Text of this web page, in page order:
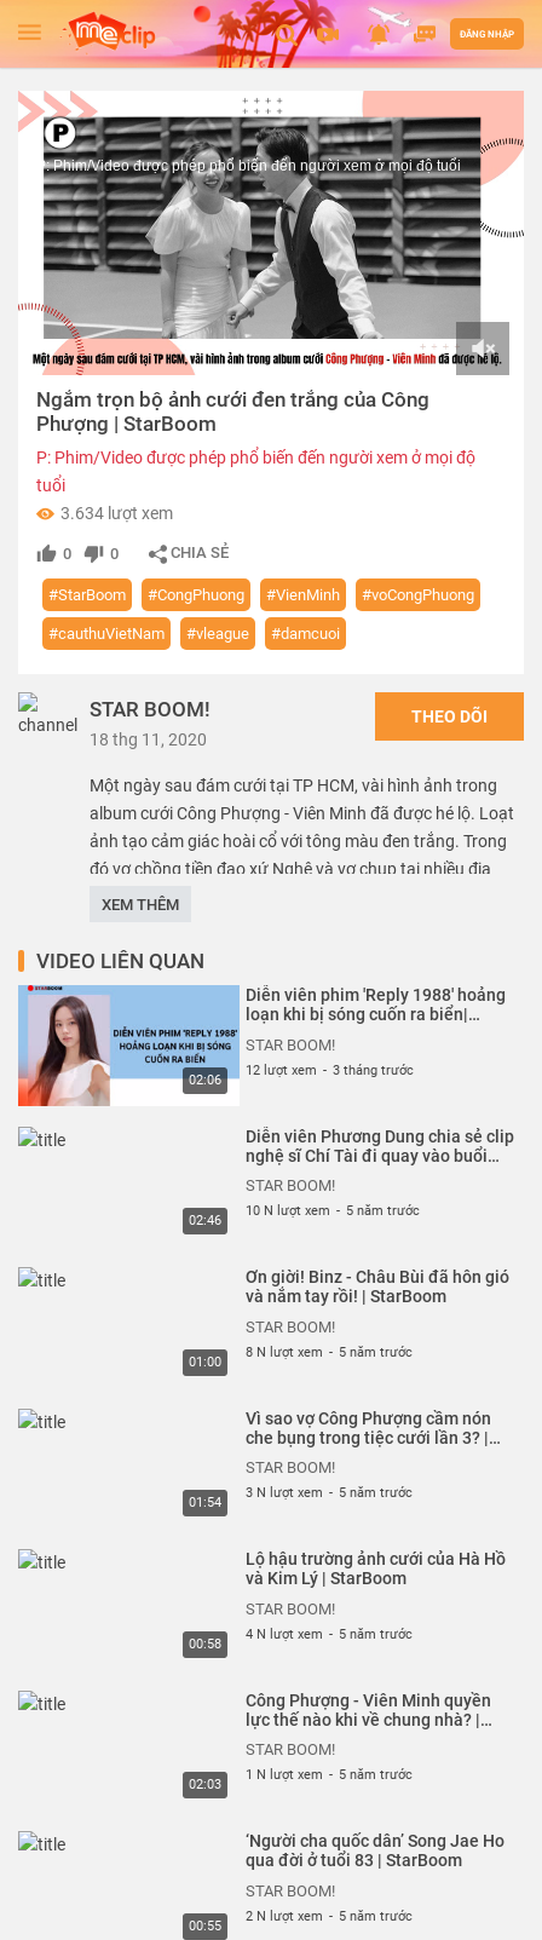
ĐĂNG NHẬP
01:12
P: Phim/Video được phép phổ biến đến người xem ở mọi độ tuổi
Ngắm trọn bộ ảnh cưới đen trắng của Công
Phượng | StarBoom
P: Phim/Video được phép phổ biến đến người xem ở mọi độ
tuổi
3.634 lượt xem
0 0 CHIA SẺ
#StarBoom #CongPhuong #VienMinh #voCongPhuong
#cauthuVietNam #vleague #damcuoi
STAR BOOM!
18 thg 11, 2020
THEO DÕI
Một ngày sau đám cưới tại TP HCM, vài hình ảnh trong
album cưới Công Phượng - Viên Minh đã được hé lộ. Loạt
ảnh tạo cảm giác hoài cổ với tông màu đen trắng. Trong
đó vợ chồng tiền đạo xứ Nghệ và vợ chụp tại nhiều địa
điểm khác nhau, có cả trên sân tennis. Các bức ảnh đều
cười rất tươi.
------------------
Rất mong được bạn ủng hộ. Hãy nhấn Subscribe để đăng
ký kênh nhé bạn.
STAR BOOM! là nơi tổng hợp những video tin tức về người
tin được lấy từ những trang báo chính thống và được
chính những người nổi tiếng chia sẻ trên mạng xã hội của
CHUYỆN CỦA SAO
XEM THÊM
VIDEO LIÊN QUAN
02:06
Diễn viên phim 'Reply 1988' hoảng
loạn khi bị sóng cuốn ra biển|
STAR BOOM!
12 lượt xem - 3 tháng trước
02:46
Diễn viên Phương Dung chia sẻ clip
nghệ sĩ Chí Tài đi quay vào buổi
STAR BOOM!
10 N lượt xem - 5 năm trước
01:00
Ơn giời! Binz - Châu Bùi đã hôn gió
và nắm tay rồi! | StarBoom
STAR BOOM!
8 N lượt xem - 5 năm trước
01:54
Vì sao vợ Công Phượng cầm nón
che bụng trong tiệc cưới lần 3? |
STAR BOOM!
3 N lượt xem - 5 năm trước
00:58
Lộ hậu trường ảnh cưới của Hà Hồ
và Kim Lý | StarBoom
STAR BOOM!
4 N lượt xem - 5 năm trước
02:03
Công Phượng - Viên Minh quyền
lực thế nào khi về chung nhà? |
STAR BOOM!
1 N lượt xem - 5 năm trước
00:55
‘Người cha quốc dân’ Song Jae Ho
qua đời ở tuổi 83 | StarBoom
STAR BOOM!
2 N lượt xem - 5 năm trước